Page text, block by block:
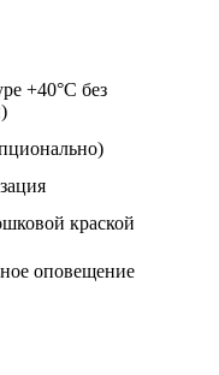
+40°С без
краской
оповещение